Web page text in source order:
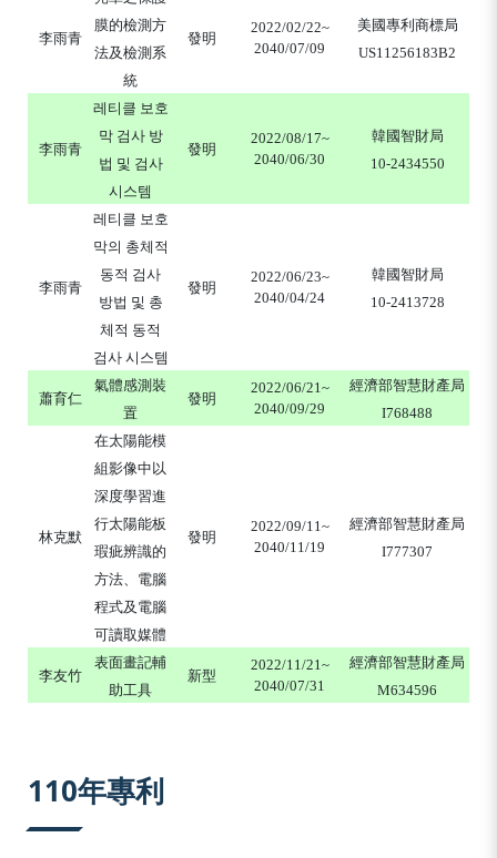
李雨青
膜的檢測方
法及檢測系
統
發明
2022/02/22~
2040/07/09
美國專利商標局
US11256183B2
李雨青
레티클 보호
막 검사 방
법 및 검사
시스템
發明
2022/08/17~
2040/06/30
韓國智財局
10-2434550
李雨青
레티클 보호
막의 총체적
동적 검사
방법 및 총
체적 동적
검사 시스템
發明
2022/06/23~
2040/04/24
韓國智財局
10-2413728
蕭育仁
氣體感測裝
置
發明
2022/06/21~
2040/09/29
經濟部智慧財產局
I768488
林克默
在太陽能模
組影像中以
深度學習進
行太陽能板
瑕疵辨識的
方法、電腦
程式及電腦
可讀取媒體
發明
2022/09/11~
2040/11/19
經濟部智慧財產局
I777307
李友竹
表面畫記輔
助工具
新型
2022/11/21~
2040/07/31
經濟部智慧財產局
M634596
110年專利